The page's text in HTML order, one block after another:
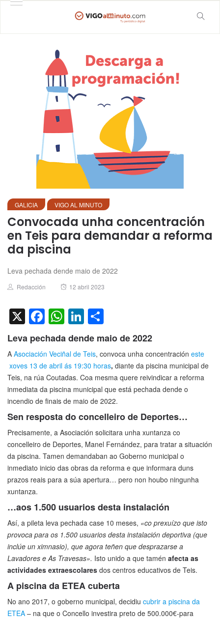
GALICIA VIGO AL MINUTO
Convocada unha concentración
en Teis para demandar a reforma
da piscina
Leva pechada dende maio de 2022
Author
Redacción
Posted
12 abril 2023
X Facebook
WhatsApp
LinkedIn
Leva pechada dende maio de 2022
A Asociación Veciñal de Teis, convoca unha concentración este
xoves 13 de abril ás 19:30 horas, diante da piscina municipal de
Teis, na rúa Coutadas. Coa mesma quere reivindicar a reforma
inmediata da piscina municipal que está pechada dende o
incendio de finais de maio de 2022.
Sen resposta do concelleiro de Deportes…
Precisamente, a Asociación solicitara unha xuntanza co
concelleiro de Deportes, Manel Fernández, para tratar a situación
da piscina. Tamen demandaban ao Goberno municipal o
inmediato inicio das obras da reforma e que informara duns
prazos reais para a súa apertura… pero non houbo ningunha
xuntanza.
…aos 1.500 usuarios desta instalación
Así, a pileta leva pechada case 10 meses, «co prexuízo que isto
provoca para os 1.500 usuarios desta instalación deportiva (que
inclúe un ximnasio), que agora teñen que desprazarse a
Lavadores e As Travesas». Isto unido a que tamén afecta as
actividades extraescolares dos centros educativos de Teis.
A piscina da ETEA cuberta
No ano 2017, o goberno municipal, decidiu cubrir a piscina da
ETEA – na que o Concello investira preto de 500.000€-para